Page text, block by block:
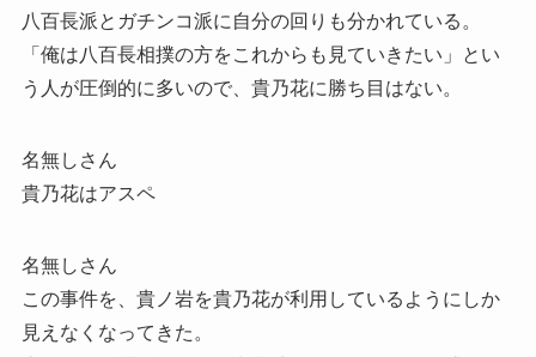
八百長派とガチンコ派に自分の回りも分かれている。
「俺は八百長相撲の方をこれからも見ていきたい」とい
う人が圧倒的に多いので、貴乃花に勝ち目はない。
名無しさん
貴乃花はアスペ
名無しさん
この事件を、貴ノ岩を貴乃花が利用しているようにしか
見えなくなってきた。